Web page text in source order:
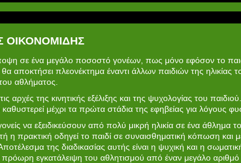
ΟΙΚΟΝΟΜΙΔΗΣ
σε ένα μεγάλο ποσοστό γονέων, πως μόνο εφόσον το
αποκτήσει πλεονέκτημα έναντι άλλων παιδιών της ηλικίας
αθλήματος.
της κινητικής εξέλιξης και της ψυχολογίας του
μέχρι τα πρώτα στάδια της εφηβείας για λόγους
να εξειδικεύσουν από πολύ μικρή ηλικία σε ένα άθλημα
η πρακτική οδηγεί το παιδί σε συναισθηματική κόπωση και
της διαδικασίας αυτής είναι η ψυχική και η
εγκατάλειψη του αθλητισμού από έναν μεγάλο αριθμό